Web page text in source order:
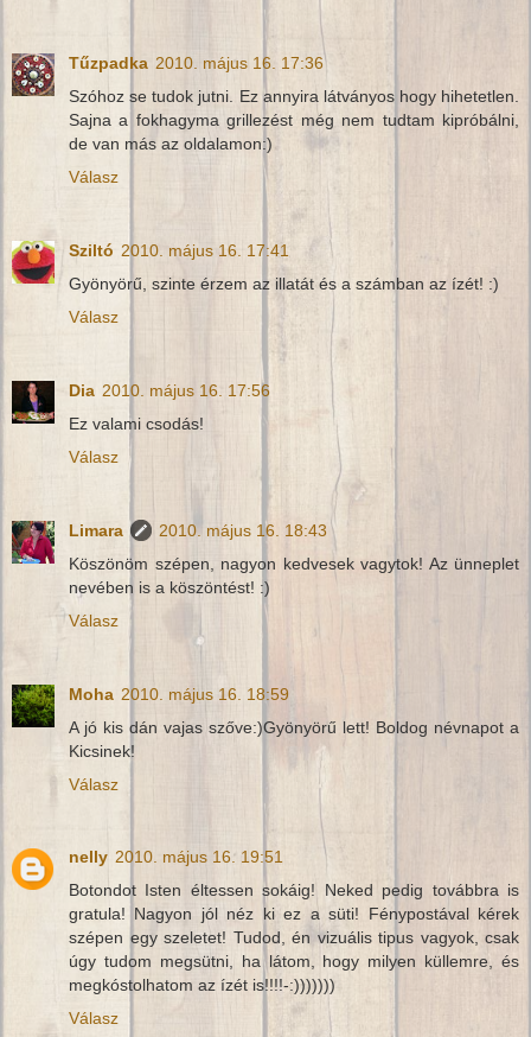
Tűzpadka 2010. május 16. 17:36
Szóhoz se tudok jutni. Ez annyira látványos hogy hihetetlen.
Sajna a fokhagyma grillezést még nem tudtam kipróbálni,
de van más az oldalamon:)
Válasz
Sziltó 2010. május 16. 17:41
Gyönyörű, szinte érzem az illatát és a számban az ízét! :)
Válasz
Dia 2010. május 16. 17:56
Ez valami csodás!
Válasz
Limara
2010. május 16. 18:43
Köszönöm szépen, nagyon kedvesek vagytok! Az ünneplet
nevében is a köszöntést! :)
Válasz
Moha 2010. május 16. 18:59
A jó kis dán vajas szőve:)Gyönyörű lett! Boldog névnapot a
Kicsinek!
Válasz
nelly 2010. május 16. 19:51
Botondot Isten éltessen sokáig! Neked pedig továbbra is
gratula! Nagyon jól néz ki ez a süti! Fénypostával kérek
szépen egy szeletet! Tudod, én vizuális tipus vagyok, csak
úgy tudom megsütni, ha látom, hogy milyen küllemre, és
megkóstolhatom az ízét is!!!!-:)))))))
Válasz